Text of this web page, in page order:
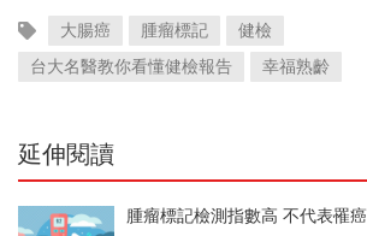
大腸癌 腫瘤標記
健檢
台大名醫教你看懂健檢報告
幸福熟齡
延伸閱讀
腫瘤標記檢測指數高 不代表罹癌